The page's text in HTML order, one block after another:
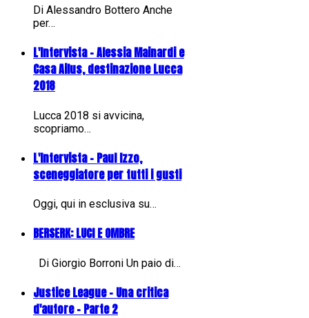
Di Alessandro Bottero Anche
per…
L'Intervista - Alessia Mainardi e
Casa Ailus, destinazione Lucca
2018
Lucca 2018 si avvicina,
scopriamo…
L'Intervista - Paul Izzo,
sceneggiatore per tutti i gusti
Oggi, qui in esclusiva su…
BERSERK: LUCI E OMBRE
Di Giorgio Borroni Un paio di…
Justice League - Una critica
d'autore - Parte 2